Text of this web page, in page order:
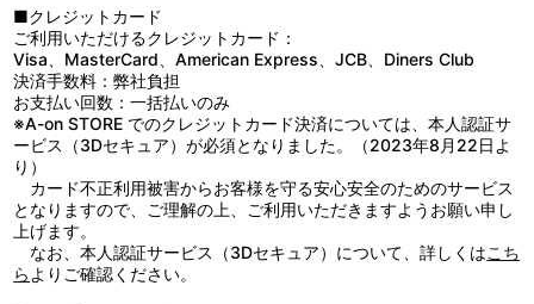
●小さい部品があります。ちっ息などの恐れがありますので、口の
中には絶対に入れないでください。
●ケガや破損の原因になることがありますので、重いものをぶら下
げたり、無理に引っ張ったりしないでください。
●高温多湿、直射日光を避け、お子様の手の届かないところに保管
してください。
●商品の特性上、とがった部分があります。取り扱いには十分ご注
意ください。
●汚れた場合は、水や薄めた中性洗剤を含ませ固く絞った布でやさ
しく拭きとってください。
●ベンジンやシンナー、アルコール系溶剤などを使用しますと、変
色・変形・破損の原因になりますのでお避けください。
■クレジットカード
ご利用いただけるクレジットカード：
Visa、MasterCard、American Express、JCB、Diners Club
決済手数料：弊社負担
お支払い回数：一括払いのみ
※A-on STORE でのクレジットカード決済については、本人認証サ
ービス（3Dセキュア）が必須となりました。（2023年8月22日よ
り）
カード不正利用被害からお客様を守る安心安全のためのサービス
となりますので、ご理解の上、ご利用いただきますようお願い申し
上げます。
なお、本人認証サービス（3Dセキュア）について、詳しくはこち
ら よりご確認ください。